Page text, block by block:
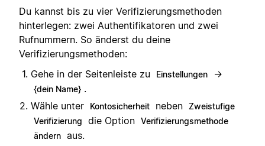
Du kannst bis zu vier Verifizierungsmethoden
hinterlegen: zwei Authentifikatoren und zwei
Rufnummern. So änderst du deine
Verifizierungsmethoden:
Gehe in der Seitenleiste zu
Einstellungen →
{dein Name} .
Wähle unter
Kontosicherheit neben Zweistufige
Verifizierung
die Option Verifizierungsmethode
ändern aus.